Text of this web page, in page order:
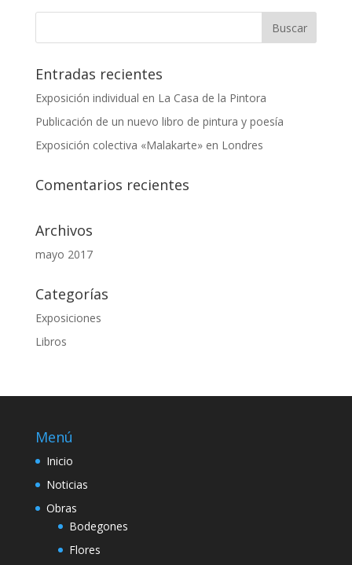
Entradas recientes
Exposición individual en La Casa de la Pintora
Publicación de un nuevo libro de pintura y poesía
Exposición colectiva «Malakarte» en Londres
Comentarios recientes
Archivos
mayo 2017
Categorías
Exposiciones
Libros
Menú
Inicio
Noticias
Obras
Bodegones
Flores